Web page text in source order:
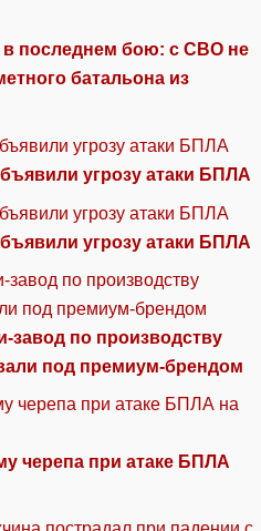
последнем бою: с СВО не
батальона из
угрозу атаки БПЛА
угрозу атаки БПЛА
завод по производству
под премиум-брендом
черепа при атаке БПЛА